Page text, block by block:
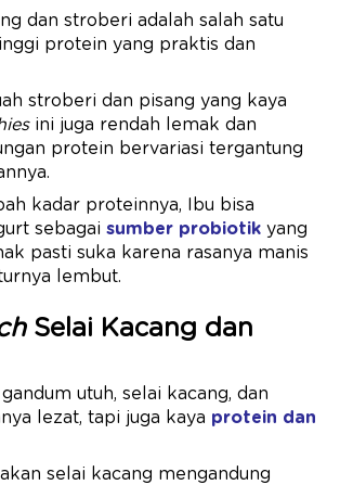
dan stroberi adalah salah satu
protein yang praktis dan
stroberi dan pisang yang kaya
ini juga rendah lemak dan
protein bervariasi tergantung
kadar proteinnya, Ibu bisa
sebagai sumber probiotik yang
pasti suka karena rasanya manis
lembut.
Selai Kacang dan
utuh, selai kacang, dan
lezat, tapi juga kaya protein dan
selai kacang mengandung